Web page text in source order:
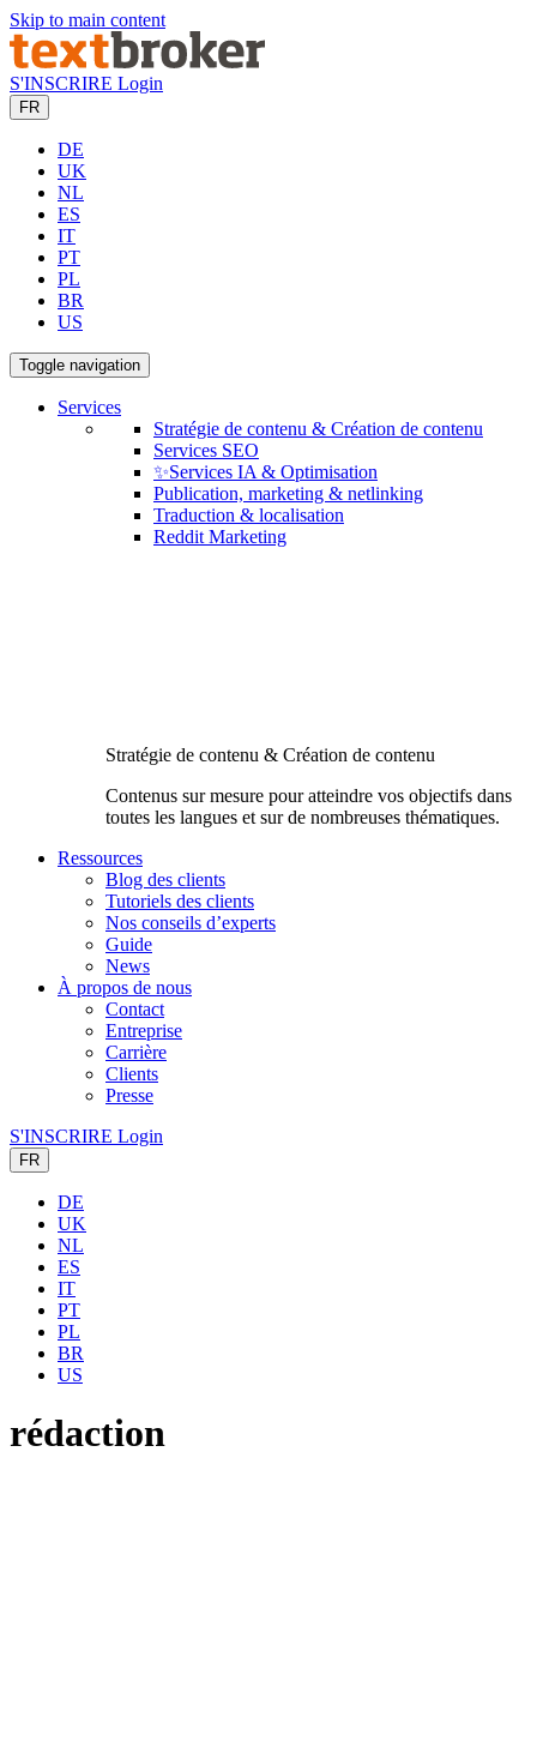
Skip to main content
S'INSCRIRE Login
FR
DE
UK
NL
ES
IT
PT
PL
BR
US
Toggle navigation
Services
Stratégie de contenu & Création de contenu
Services SEO
✨Services IA & Optimisation
Publication, marketing & netlinking
Traduction & localisation
Reddit Marketing
Stratégie de contenu & Création de contenu
Contenus sur mesure pour atteindre vos objectifs dans
toutes les langues et sur de nombreuses thématiques.
Ressources
Blog des clients
Tutoriels des clients
Nos conseils d’experts
Guide
News
À propos de nous
Contact
Entreprise
Carrière
Clients
Presse
S'INSCRIRE Login
FR
DE
UK
NL
ES
IT
PT
PL
BR
US
rédaction